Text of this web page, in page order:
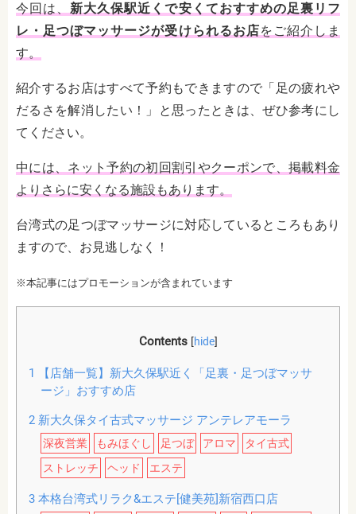
今回は、新大久保駅近くで安くておすすめの足裏リフ
レ・足つぼマッサージが受けられるお店をご紹介しま
す。
紹介するお店はすべて予約もできますので「足の疲れや
だるさを解消したい！」と思ったときは、ぜひ参考にし
てください。
中には、ネット予約の初回割引やクーポンで、掲載料金
よりさらに安くなる施設もあります。
台湾式の足つぼマッサージに対応しているところもあり
ますので、お見逃しなく！
※本記事にはプロモーションが含まれています
Contents [hide]
1
【店舗一覧】新大久保駅近く「足裏・足つぼマッサ
ージ」おすすめ店
2新大久保タイ古式マッサージ アンテレアモーラ
深夜営業 もみほぐし 足つぼ アロマ
タイ古式
ストレッチ
ヘッド エステ
3本格台湾式リラク&エステ[健美苑]新宿西口店